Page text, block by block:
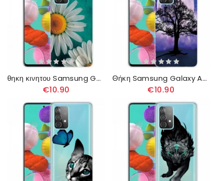
θηκη κινητου Samsung Galaxy A32 4G Μαργαρίτα
€10.90
Θήκη Samsung Galaxy A32 4G Δέντρο Και Σελήνη
€10.90